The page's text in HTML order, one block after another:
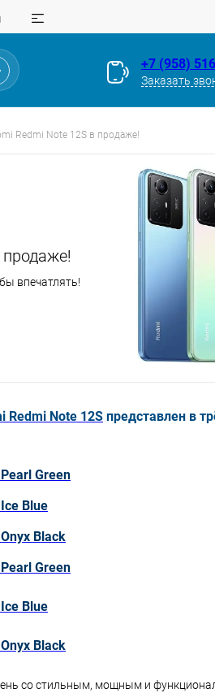
+7 (958)
Заказать
Redmi Note 12S в продаже!
впечатлять!
Redmi Note 12S представлен в
Green
Blue
Black
Green
Blue
Black
со стильным, мощным и